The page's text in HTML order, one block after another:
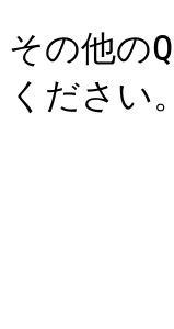
その他